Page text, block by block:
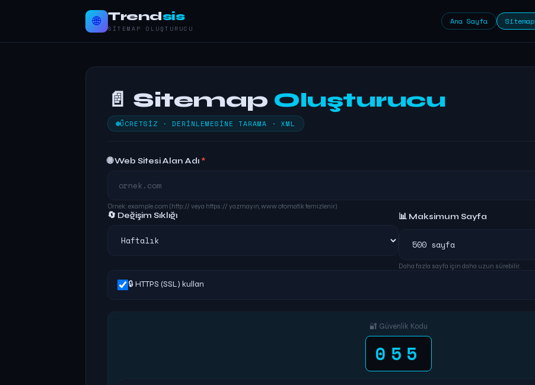
🌐 Trendsis
SITEMAP OLUŞTURUCU
Ana Sayfa Sitemap
📄 Sitemap Oluşturucu
ÜCRETSIZ · DERINLEMESINE TARAMA · XML
🌐 Web Sitesi Alan Adı *
Örnek: example.com (http:// veya https:// yazmayın, www otomatik temizlenir)
🔄 Değişim Sıklığı 📊 Maksimum Sayfa
Daha fazla sayfa için daha uzun sürebilir.
🔒 HTTPS (SSL) kullan
🔐 Güvenlik Kodu
055